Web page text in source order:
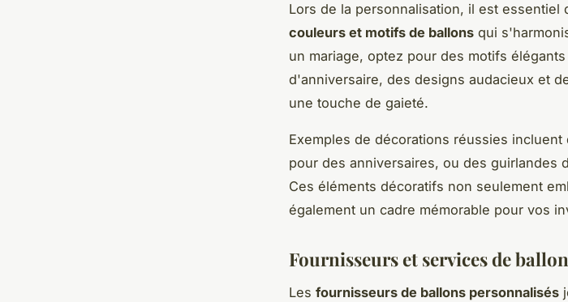
Lors de la personnalisation, il est essentiel
couleurs et motifs de ballons qui
un mariage, optez pour des motifs
d'anniversaire, des designs audacieux et
une touche de gaieté.
Exemples de décorations réussies
pour des anniversaires, ou des guirlandes
Ces éléments décoratifs non seulement
également un cadre mémorable pour vos
Fournisseurs et services de
Les fournisseurs de ballons personnalisés